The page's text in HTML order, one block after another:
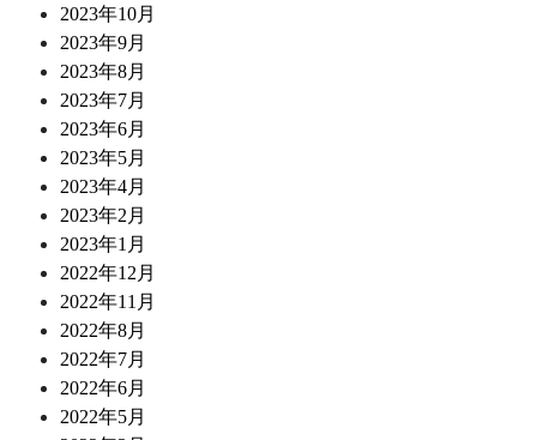
2023年10月
2023年9月
2023年8月
2023年7月
2023年6月
2023年5月
2023年4月
2023年2月
2023年1月
2022年12月
2022年11月
2022年8月
2022年7月
2022年6月
2022年5月